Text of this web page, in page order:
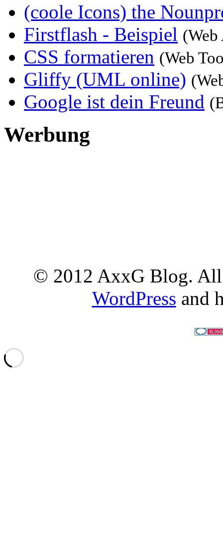
(coole Icons) the
Firstflash - Beispiel (Web
CSS formatieren (Web
Gliffy (UML online)
Google ist dein Freund
Werbung
© 2012 AxxG Blog. All
WordPress and